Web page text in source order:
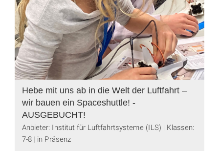
Hebe mit uns ab in die Welt der Luftfahrt –
wir bauen ein Spaceshuttle! -
AUSGEBUCHT!
Anbieter: Institut für Luftfahrtsysteme (ILS)
Klassen:
7-8 in Präsenz